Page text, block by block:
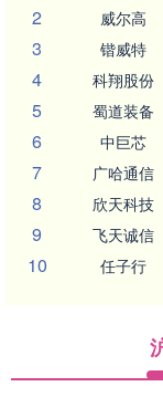
2 威尔高
3 锴威特
4 科翔股份
5 蜀道装备
6 中巨芯
7 广哈通信
8 欣天科技
9 飞天诚信
10 任子行